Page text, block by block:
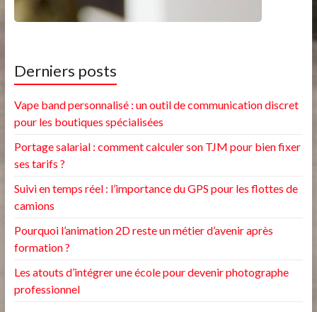
Derniers posts
Vape band personnalisé : un outil de communication discret
pour les boutiques spécialisées
Portage salarial : comment calculer son TJM pour bien fixer
ses tarifs ?
Suivi en temps réel : l’importance du GPS pour les flottes de
camions
Pourquoi l’animation 2D reste un métier d’avenir après
formation ?
Les atouts d’intégrer une école pour devenir photographe
professionnel